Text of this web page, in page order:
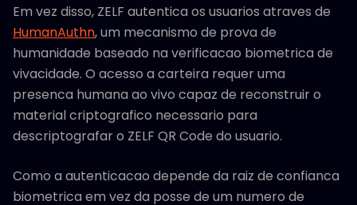
Em vez disso, ZELF autentica os usuarios atraves de
HumanAuthn, um mecanismo de prova de
humanidade baseado na verificacao biometrica de
vivacidade. O acesso a carteira requer uma
presenca humana ao vivo capaz de reconstruir o
material criptografico necessario para
descriptografar o ZELF QR Code do usuario.
Como a autenticacao depende da raiz de confianca
biometrica em vez da posse de um numero de